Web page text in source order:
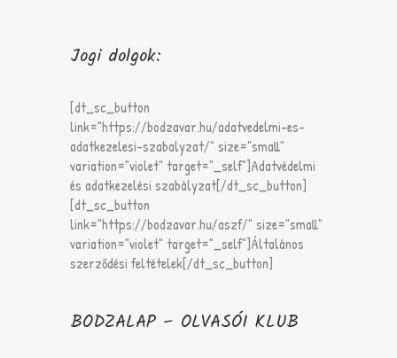
Jogi dolgok:
[dt_sc_button
link="https://bodzavar.hu/adatvedelmi-es-
adatkezelesi-szabalyzat/" size="small"
variation="violet" target="_self"]Adatvédelmi
és adatkezelési szabályzat[/dt_sc_button]
[dt_sc_button
link="https://bodzavar.hu/aszf/" size="small"
variation="violet" target="_self"]Általános
szerződési feltételek[/dt_sc_button]
BODZALAP – OLVASÓI KLUB